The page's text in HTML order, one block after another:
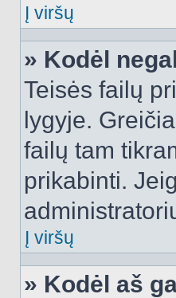
Į viršų
» Kodėl
Teisės failų
lygyje.
failų tam
prikabinti.
Į viršų
» Kodėl aš